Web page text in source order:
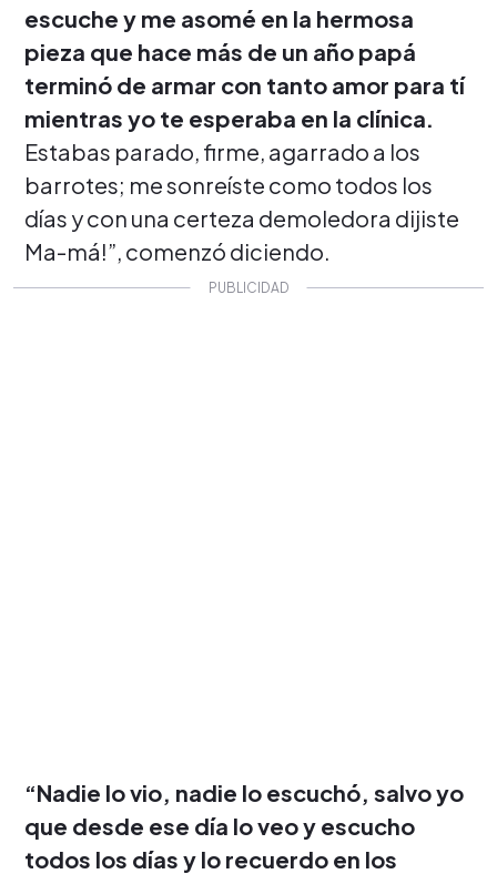
escuche y me asomé en la hermosa
pieza que hace más de un año papá
terminó de armar con tanto amor para tí
mientras yo te esperaba en la clínica.
Estabas parado, firme, agarrado a los
barrotes; me sonreíste como todos los
días y con una certeza demoledora dijiste
Ma-má!”, comenzó diciendo.
“Nadie lo vio, nadie lo escuchó, salvo yo
que desde ese día lo veo y escucho
todos los días y lo recuerdo en los